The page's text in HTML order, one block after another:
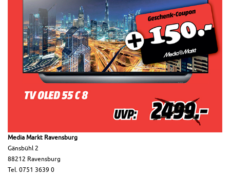
Media Markt Ravensburg
Gänsbühl 2
88212 Ravensburg
Tel. 0751 3639 0